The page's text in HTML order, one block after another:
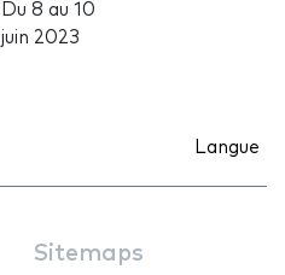
Du8 au10
juin 2023
Langue
Sitemaps